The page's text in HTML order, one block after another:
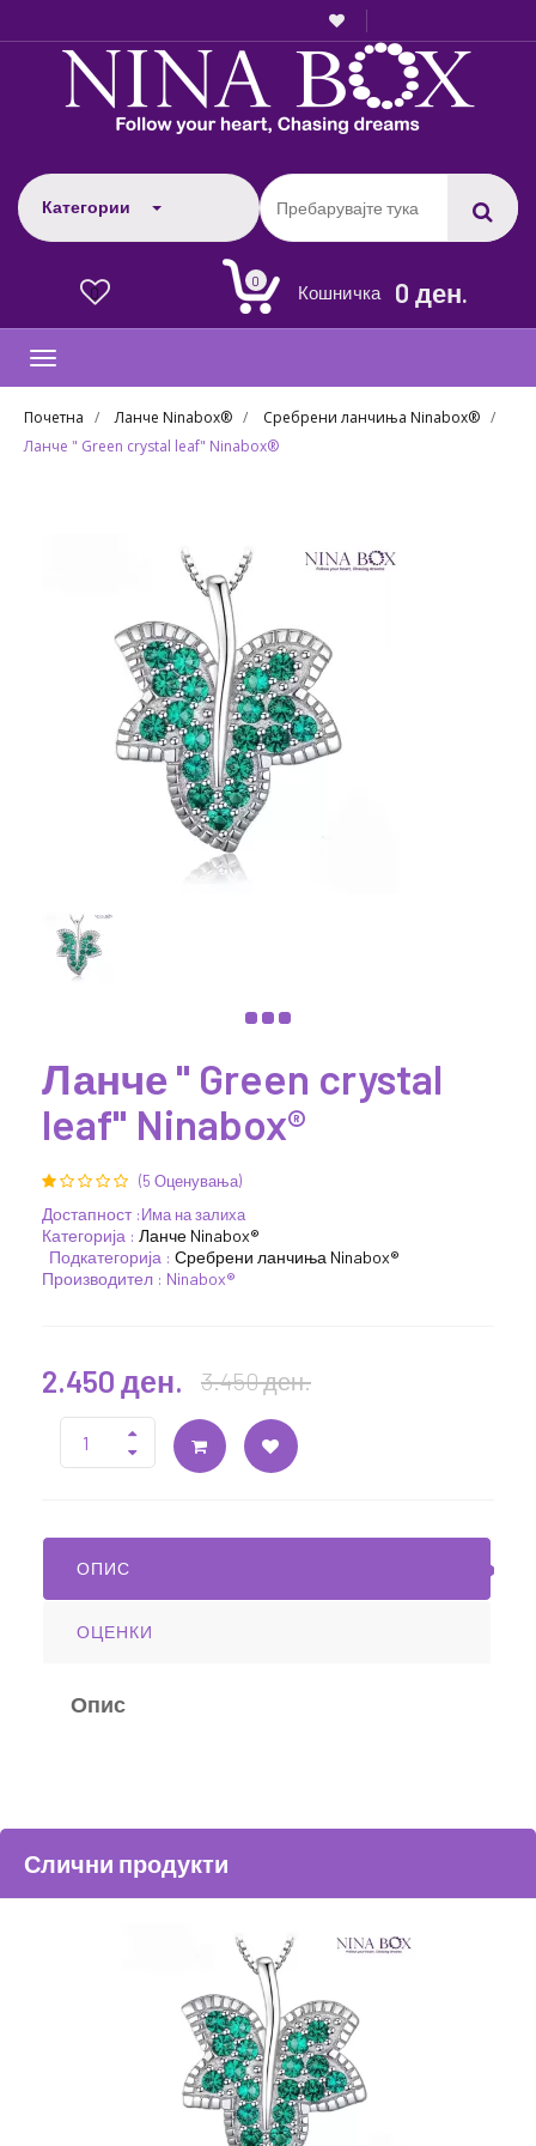
Категории
0
0
Кошничка 0 ден.
Toggle
Почетна Ланче Ninabox®
Сребрени ланчиња Ninabox®
Ланче " Green crystal leaf" Ninabox®
Ланче " Green crystal
leaf" Ninabox®
(5 Оценувања)
Достапност :Има на залиха
Категорија : Ланче Ninabox®
Подкатегорија : Сребрени ланчиња Ninabox®
Производител : Ninabox®
2.450 ден. 3.450 ден.
ОПИС
ОЦЕНКИ
Опис
Слични продукти